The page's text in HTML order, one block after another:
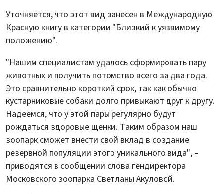
Уточняется, что этот вид занесен в Международную
Красную книгу в категории "Близкий к уязвимому
положению".
"Нашим специалистам удалось сформировать пару
животных и получить потомство всего за два года.
Это сравнительно короткий срок, так как обычно
кустарниковые собаки долго привыкают друг к другу.
Надеемся, что у этой пары регулярно будут
рождаться здоровые щенки. Таким образом наш
зоопарк сможет внести свой вклад в создание
резервной популяции этого уникального вида", –
приводятся в сообщении слова гендиректора
Московского зоопарка Светланы Акуловой.